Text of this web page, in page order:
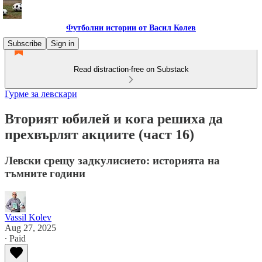
Футболни истории от Васил Колев
Subscribe
Sign in
Read distraction-free on Substack
Гурме за левскари
Вторият юбилей и кога решиха да
прехвърлят акциите (част 16)
Левски срещу задкулисието: историята на
тъмните години
Vassil Kolev
Aug 27, 2025
∙ Paid